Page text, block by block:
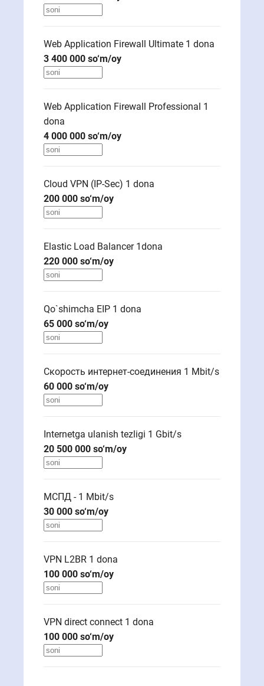
Web Application Firewall Ultimate 1 dona
3 400 000 so‘m/oy
Web Application Firewall Professional 1
dona
4 000 000 so‘m/oy
Cloud VPN (IP-Sec) 1 dona
200 000 so‘m/oy
Elastic Load Balancer 1dona
220 000 so‘m/oy
Qo`shimcha EIP 1 dona
65 000 so‘m/oy
Скорость интернет-соединения 1 Mbit/s
60 000 so‘m/oy
Internetga ulanish tezligi 1 Gbit/s
20 500 000 so‘m/oy
МСПД - 1 Mbit/s
30 000 so‘m/oy
VPN L2BR 1 dona
100 000 so‘m/oy
VPN direct connect 1 dona
100 000 so‘m/oy